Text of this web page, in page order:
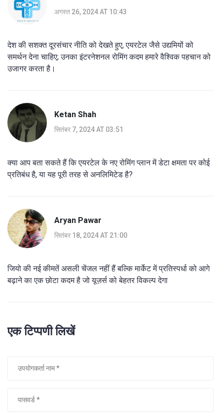
अगस्त 26, 2024 AT 10:43
देश की सशक्त दूरसंचार नीति को देखते हुए, एयरटेल जैसे उद्यमियों को
समर्थन देना चाहिए; उनका इंटरनेशनल रोमिंग कदम हमारे वैश्विक पहचान को
उजागर करता है।
Ketan Shah
सितंबर 7, 2024 AT 03:51
क्या आप बता सकते हैं कि एयरटेल के नए रोमिंग प्लान में डेटा क्षमता पर कोई
प्रतिबंध है, या यह पूरी तरह से अनलिमिटेड है?
Aryan Pawar
सितंबर 18, 2024 AT 21:00
जियो की नई कीमतें असली चेंजल नहीं हैं बल्कि मार्केट में प्रतिस्पर्धा को आगे
बढ़ाने का एक छोटा कदम है जो यूज़र्स को बेहतर विकल्प देगा
एक टिप्पणी लिखें